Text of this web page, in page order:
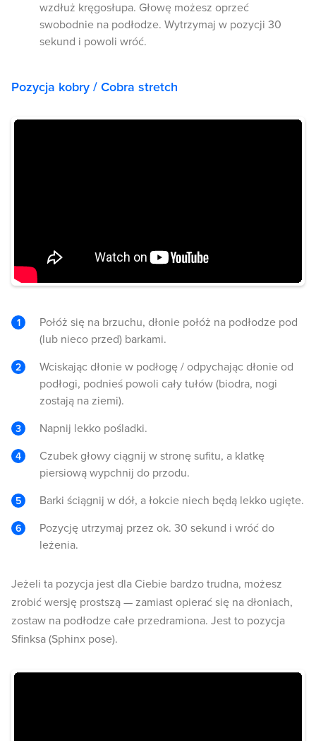
wzdłuż kręgosłupa. Głowę możesz oprzeć
swobodnie na podłodze. Wytrzymaj w pozycji 30
sekund i powoli wróć.
Pozycja kobry / Cobra stretch
Połóż się na brzuchu, dłonie połóż na podłodze pod
(lub nieco przed) barkami.
Wciskając dłonie w podłogę / odpychając dłonie od
podłogi, podnieś powoli cały tułów (biodra, nogi
zostają na ziemi).
Napnij lekko pośladki.
Czubek głowy ciągnij w stronę sufitu, a klatkę
piersiową wypchnij do przodu.
Barki ściągnij w dół, a łokcie niech będą lekko ugięte.
Pozycję utrzymaj przez ok. 30 sekund i wróć do
leżenia.
Jeżeli ta pozycja jest dla Ciebie bardzo trudna, możesz
zrobić wersję prostszą — zamiast opierać się na dłoniach,
zostaw na podłodze całe przedramiona. Jest to pozycja
Sfinksa (Sphinx pose).